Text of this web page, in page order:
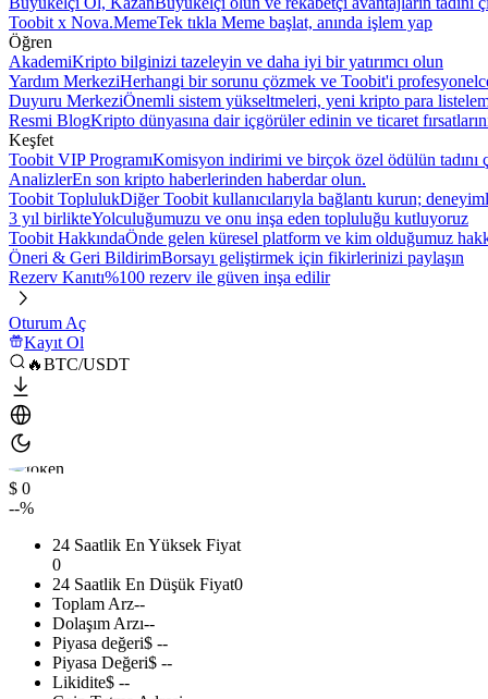
Toobit x Nova.MemeTek tıkla Meme başlat, anında işlem yap
Öğren
AkademiKripto bilginizi tazeleyin ve daha iyi bir yatırımcı olun
Yardım MerkeziHerhangi bir sorunu çözmek ve Toobit'i
Duyuru MerkeziÖnemli sistem yükseltmeleri, yeni kripto para
Resmi BlogKripto dünyasına dair içgörüler edinin ve ticaret
Keşfet
Toobit VIP ProgramıKomisyon indirimi ve birçok özel ödülün tadını
AnalizlerEn son kripto haberlerinden haberdar olun.
Toobit ToplulukDiğer Toobit kullanıcılarıyla bağlantı kurun;
3 yıl birlikteYolculuğumuzu ve onu inşa eden topluluğu kutluyoruz
Toobit HakkındaÖnde gelen küresel platform ve kim olduğumuz
Öneri & Geri BildirimBorsayı geliştirmek için fikirlerinizi paylaşın
Rezerv Kanıtı%100 rezerv ile güven inşa edilir
Oturum Aç
Kayıt Ol
🔥BTC/USDT
$ 0
--%
24 Saatlik En Yüksek Fiyat
0
24 Saatlik En Düşük Fiyat0
Toplam Arz--
Dolaşım Arzı--
Piyasa değeri$ --
Piyasa Değeri$ --
Likidite$ --